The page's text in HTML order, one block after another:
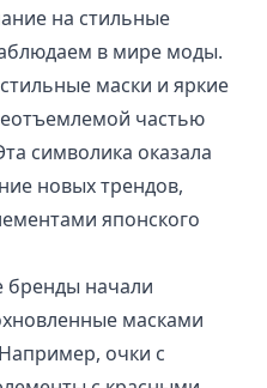
на стильные
в мире моды.
маски и яркие
частью
символика оказала
новых трендов,
японского
бренды начали
масками
очки с